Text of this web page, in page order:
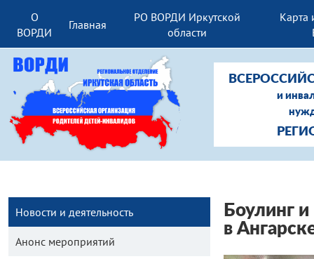
О
ВОРДИ
Главная
РО ВОРДИ Иркутской
области
Карта
и
Новости и деятельность
Анонс мероприятий
Боулинг
в